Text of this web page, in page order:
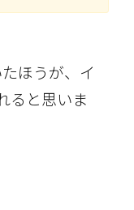
ほうが、イ
ると思いま